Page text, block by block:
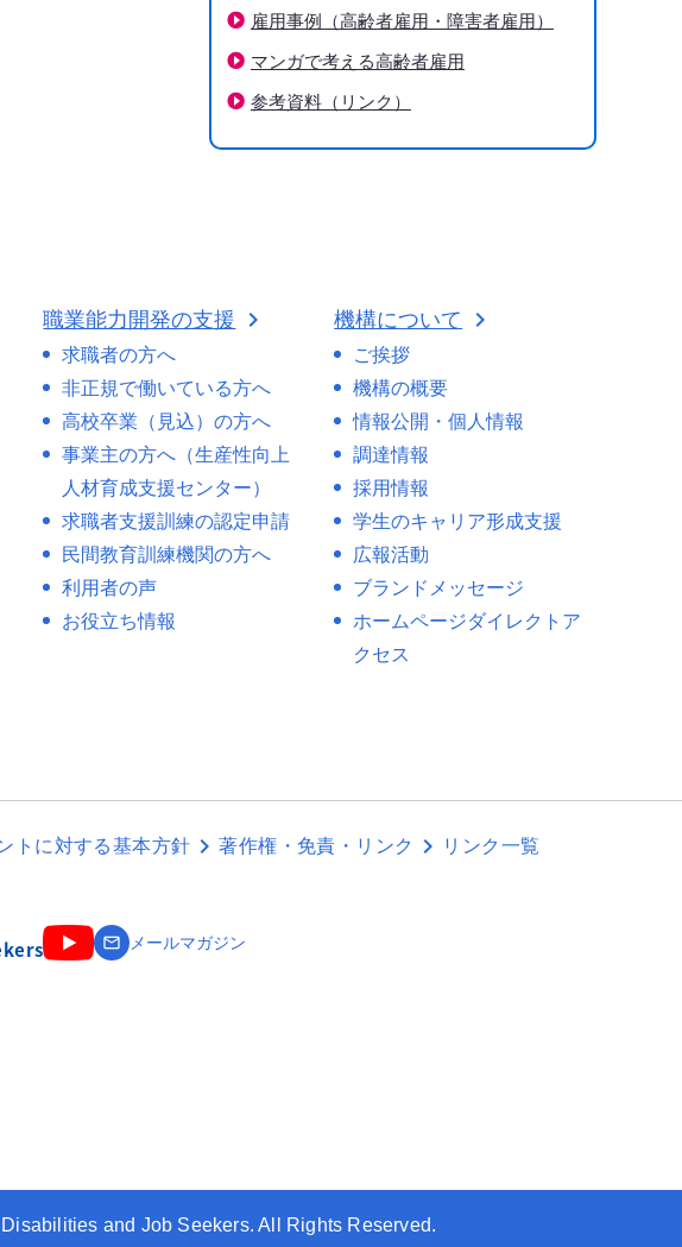
雇用事例（高齢者雇用・障害者雇用）
マンガで考える高齢者雇用
参考資料（リンク）
職業能力開発の支援
求職者の方へ
非正規で働いている方へ
高校卒業（見込）の方へ
事業主の方へ（生産性向上
人材育成支援センター）
求職者支援訓練の認定申請
民間教育訓練機関の方へ
利用者の声
お役立ち情報
機構について
ご挨拶
機構の概要
情報公開・個人情報
調達情報
採用情報
学生のキャリア形成支援
広報活動
ブランドメッセージ
ホームページダイレクトア
クセス
トに対する基本方針 著作権・免責・リンク
リンク一覧
email メールマガジン
and Job Seekers. All Rights Reserved.